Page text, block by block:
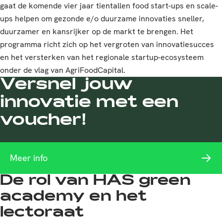
gaat de komende vier jaar tientallen food start-ups en scale-
ups helpen om gezonde e/o duurzame innovaties sneller,
duurzamer en kansrijker op de markt te brengen. Het
programma richt zich op het vergroten van innovatiesucces
en het versterken van het regionale startup-ecosysteem
onder de vlag van AgriFoodCapital.
Versnel jouw
innovatie met een
voucher!
Meer info
De rol van HAS green
academy en het
lectoraat